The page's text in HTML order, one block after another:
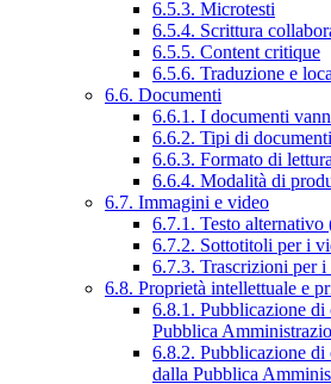
6.5.3. Microtesti
6.5.4. Scrittura
6.5.5. Content critique
6.5.6. Traduzione e
6.6. Documenti
6.6.1. I documenti
6.6.2. Tipi di documenti
6.6.3. Formato di
6.6.4. Modalità di
6.7. Immagini e video
6.7.1. Testo
6.7.2. Sottotitoli per i
6.7.3. Trascrizioni per i
6.8. Proprietà intellettuale e
6.8.1. Pubblicazione
Pubblica
6.8.2. Pubblicazione
dalla Pubblica